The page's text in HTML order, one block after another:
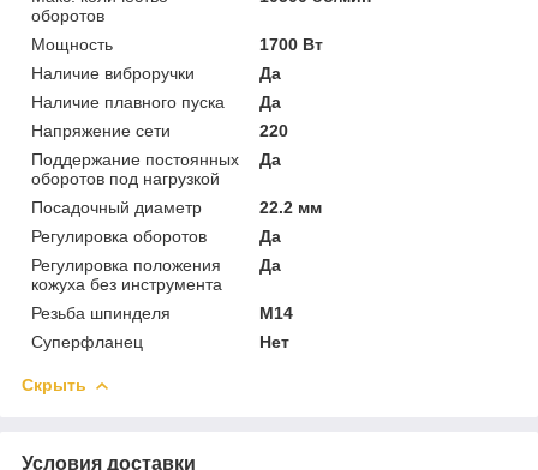
оборотов
Мощность
1700 Вт
Наличие виброручки
Да
Наличие плавного пуска
Да
Напряжение сети
220
Поддержание постоянных
оборотов под нагрузкой
Да
Посадочный диаметр
22.2 мм
Регулировка оборотов
Да
Регулировка положения
кожуха без инструмента
Да
Резьба шпинделя
M14
Суперфланец
Нет
Скрыть
Условия доставки